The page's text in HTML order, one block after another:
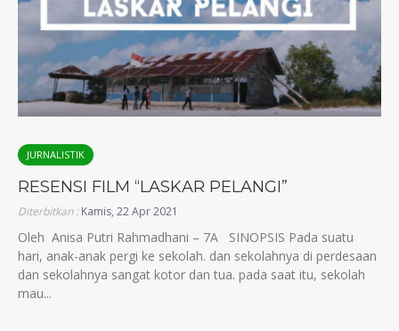
JURNALISTIK
RESENSI FILM “LASKAR PELANGI”
Diterbitkan :Kamis, 22 Apr 2021
Oleh Anisa Putri Rahmadhani – 7A SINOPSIS Pada suatu
hari, anak-anak pergi ke sekolah. dan sekolahnya di perdesaan
dan sekolahnya sangat kotor dan tua. pada saat itu, sekolah
mau...